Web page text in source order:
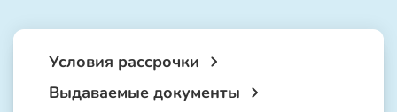
Условия рассрочки
Выдаваемые документы